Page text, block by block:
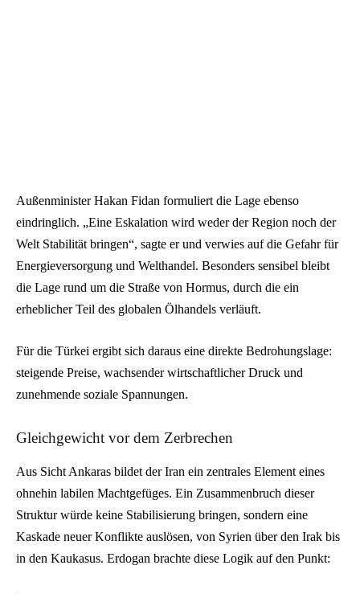
Außenminister Hakan Fidan formuliert die Lage ebenso
eindringlich. „Eine Eskalation wird weder der Region noch der
Welt Stabilität bringen“, sagte er und verwies auf die Gefahr für
Energieversorgung und Welthandel. Besonders sensibel bleibt
die Lage rund um die Straße von Hormus, durch die ein
erheblicher Teil des globalen Ölhandels verläuft.
Für die Türkei ergibt sich daraus eine direkte Bedrohungslage:
steigende Preise, wachsender wirtschaftlicher Druck und
zunehmende soziale Spannungen.
Gleichgewicht vor dem Zerbrechen
Aus Sicht Ankaras bildet der Iran ein zentrales Element eines
ohnehin labilen Machtgefüges. Ein Zusammenbruch dieser
Struktur würde keine Stabilisierung bringen, sondern eine
Kaskade neuer Konflikte auslösen, von Syrien über den Irak bis
in den Kaukasus. Erdogan brachte diese Logik auf den Punkt: